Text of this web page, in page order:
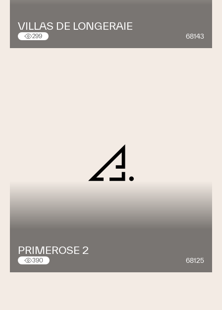
VILLAS DE LONGERAIE
299 68143
PRIMEROSE 2
390 68125